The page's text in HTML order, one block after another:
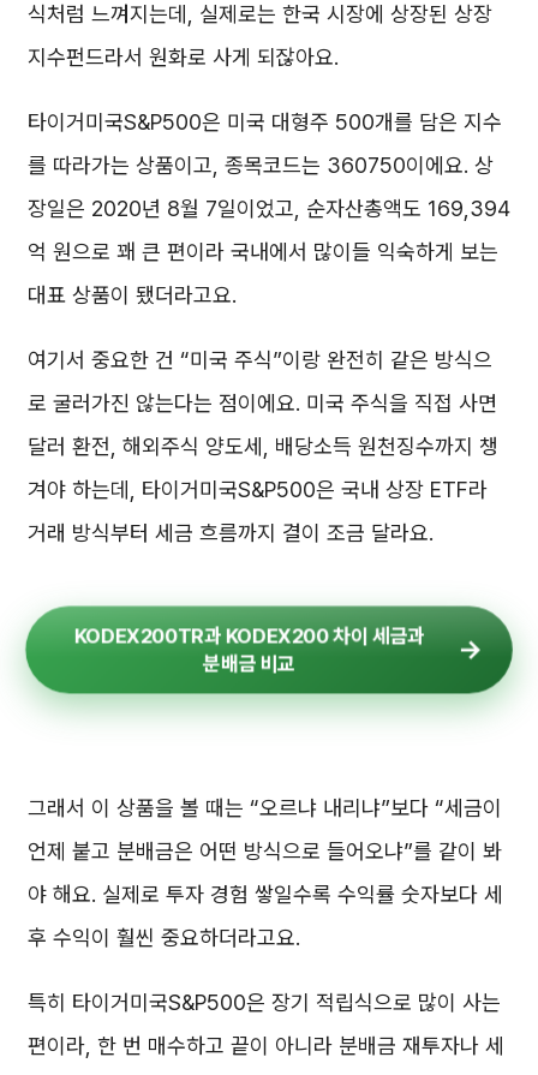
식처럼 느껴지는데, 실제로는 한국 시장에 상장된 상장
지수펀드라서 원화로 사게 되잖아요.
타이거미국S&P500은 미국 대형주 500개를 담은 지수
를 따라가는 상품이고, 종목코드는 360750이에요. 상
장일은 2020년 8월 7일이었고, 순자산총액도 169,394
억 원으로 꽤 큰 편이라 국내에서 많이들 익숙하게 보는
대표 상품이 됐더라고요.
여기서 중요한 건 “미국 주식”이랑 완전히 같은 방식으
로 굴러가진 않는다는 점이에요. 미국 주식을 직접 사면
달러 환전, 해외주식 양도세, 배당소득 원천징수까지 챙
겨야 하는데, 타이거미국S&P500은 국내 상장 ETF라
거래 방식부터 세금 흐름까지 결이 조금 달라요.
KODEX200TR과 KODEX200 차이 세금과
분배금 비교
그래서 이 상품을 볼 때는 “오르냐 내리냐”보다 “세금이
언제 붙고 분배금은 어떤 방식으로 들어오냐”를 같이 봐
야 해요. 실제로 투자 경험 쌓일수록 수익률 숫자보다 세
후 수익이 훨씬 중요하더라고요.
특히 타이거미국S&P500은 장기 적립식으로 많이 사는
편이라, 한 번 매수하고 끝이 아니라 분배금 재투자나 세